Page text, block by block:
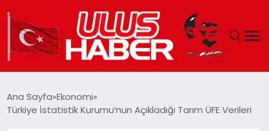
DÜNYA
Ana Sayfa Ekonomi
Türkiye İstatistik Kurumu’nun Açıkladığı Tarım ÜFE Verileri